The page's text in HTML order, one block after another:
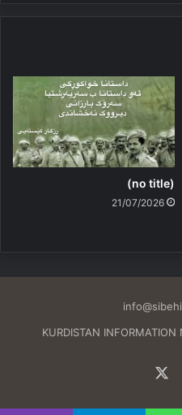
(no title)
21/07/2026
KURDISTAN